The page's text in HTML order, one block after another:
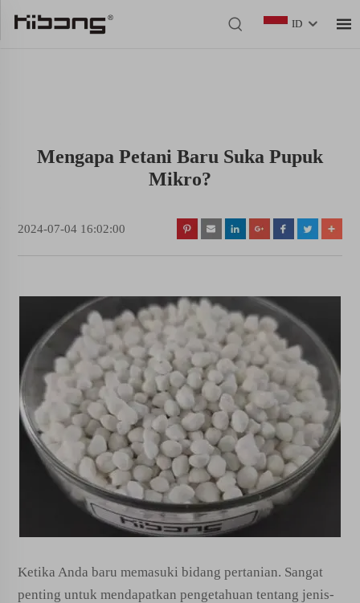
ID
Mengapa Petani Baru Suka Pupuk
Mikro?
2024-07-04 16:02:00
Ketika Anda baru memasuki bidang pertanian. Sangat
penting untuk mendapatkan pengetahuan tentang jenis-